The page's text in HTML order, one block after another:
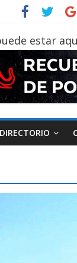
estar
DIRECTORIO